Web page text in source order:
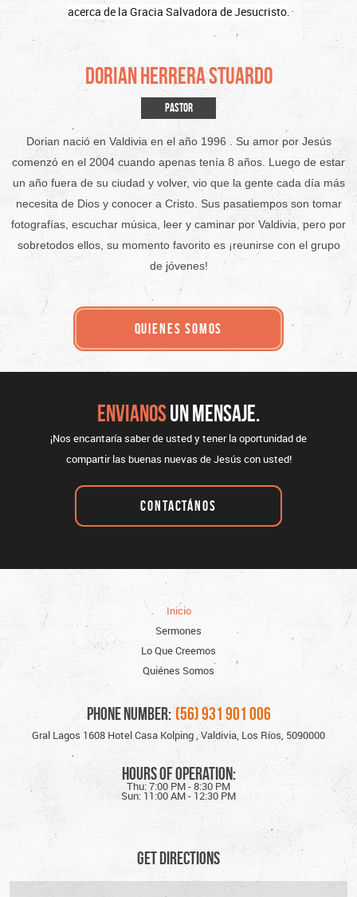
acerca de la Gracia Salvadora de Jesucristo.
Dorian HerreraStuardo
PASTOR
Dorian nació en Valdivia en el año 1996
Su amor por Jesús
comenzó en el 2004 cuando apenas tenía 8 años. Luego de estar
un año fuera de su ciudad y volver, vio que la gente cada día más
necesita de Dios y conocer a Cristo. Sus pasatiempos son tomar
fotografías, escuchar música, leer y caminar por Valdivia, pero por
sobretodos ellos, su momento favorito es ¡reunirse con el grupo
de jóvenes!
QUIENES SOMOS
ENVIANOSUN MENSAJE.
¡Nos encantaría saber de usted y tener la oportunidad de
compartir las buenas nuevas de Jesús con usted!
CONTACTÁNOS
Inicio
Sermones
Lo Que Creemos
Quiénes Somos
PHONE NUMBER: (56) 931 901 006
Gral Lagos 1608 Hotel Casa Kolping,Valdivia, Los Ríos, 5090000
hours of operation:
Thu: 7:00 PM - 8:30 PM
Sun: 11:00 AM - 12:30 PM
GET DIRECTIONS